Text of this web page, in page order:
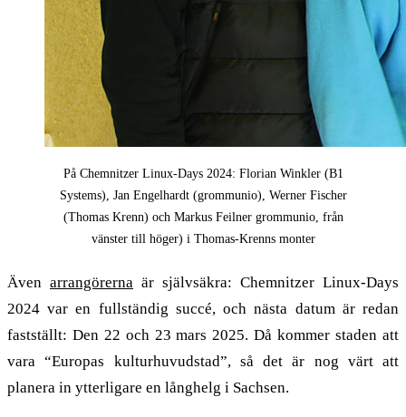
På Chemnitzer Linux-Days 2024: Florian Winkler (B1
Systems), Jan Engelhardt (grommunio), Werner Fischer
(Thomas Krenn) och Markus Feilner grommunio, från
vänster till höger) i Thomas-Krenns monter
Även arrangörerna är självsäkra: Chemnitzer Linux-Days
2024 var en fullständig succé, och nästa datum är redan
fastställt: Den 22 och 23 mars 2025. Då kommer staden att
vara “Europas kulturhuvudstad”, så det är nog värt att
planera in ytterligare en långhelg i Sachsen.